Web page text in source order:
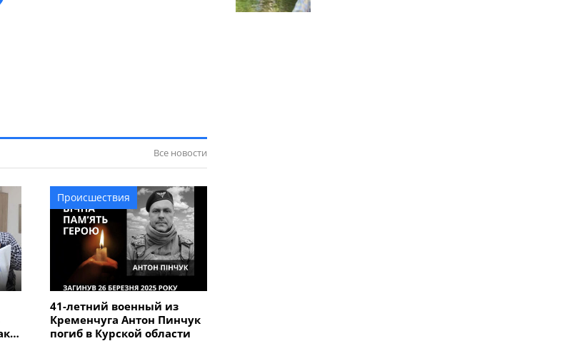
Все новости
Происшествия
41-летний военный из
Кременчуга Антон Пинчук
погиб в Курской области